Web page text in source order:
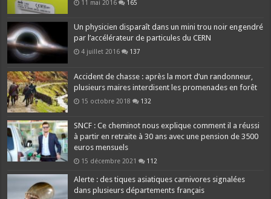
11 mai 2016 165
Un physicien disparaît dans un mini trou noir engendré
par l’accélérateur de particules du CERN
4 juillet 2016 137
Accident de chasse : après la mort d’un randonneur,
plusieurs maires interdisent les promenades en forêt
15 octobre 2018 132
SNCF : Ce cheminot nous explique comment il a réussi
à partir en retraite à 30 ans avec une pension de 3500
euros mensuels
15 décembre 2021 112
Alerte : des tiques asiatiques carnivores signalées
dans plusieurs départements français